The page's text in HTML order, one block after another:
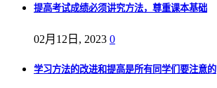
提高考试成绩必须讲究方法，尊重课本基础
02月12日, 2023 0
学习方法的改进和提高是所有同学们要注意的